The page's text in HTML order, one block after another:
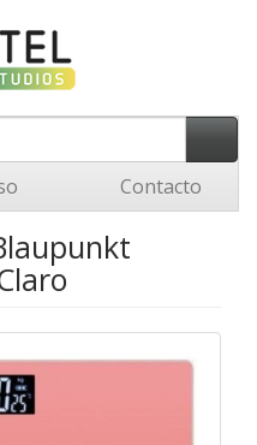
Contacto